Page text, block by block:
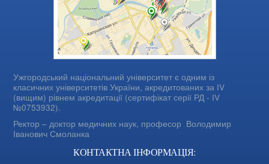
Ужгородський національний університет є одним із
класичних університетів України, акредитованих за IV
(вищим) рівнем акредитації (сертифікат серії РД - IV
№0753932).
Ректор – доктор медичних наук, професор Володимир
Іванович Смоланка
КОНТАКТНА ІНФОРМАЦІЯ: